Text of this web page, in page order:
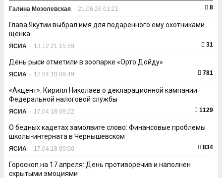
Галина Мозолевская - 21.06.26 01:21 8
Глава Якутии выбрал имя для подаренного ему охотниками
щенка
ЯСИА - 13.12.21 15:59 31
День рыси отметили в зоопарке «Орто Дойду»
ЯСИА - 17.04.18 09:49 781
«Акцент»: Кирилл Николаев о декларационной кампании
Федеральной налоговой службы
ЯСИА - 17.04.18 09:22 1129
О бедных кадетах замолвите слово: Финансовые проблемы
школы-интерната в Чернышевском
ЯСИА - 17.04.18 09:00 834
Гороскоп на 17 апреля: День противоречив и наполнен
скрытыми эмоциями